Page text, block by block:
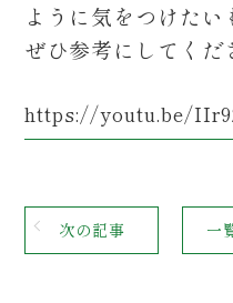
ように気をつけたい
ぜひ参考にしてくだ
https://youtu.be/
次の記事 一